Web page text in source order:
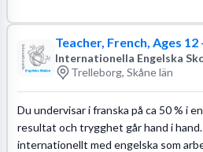
Teacher, French, Ages 12
Internationella Engelska
Trelleborg, Skåne län
Du undervisar i franska på ca 50 % i
resultat och trygghet går hand i
internationellt med engelska som